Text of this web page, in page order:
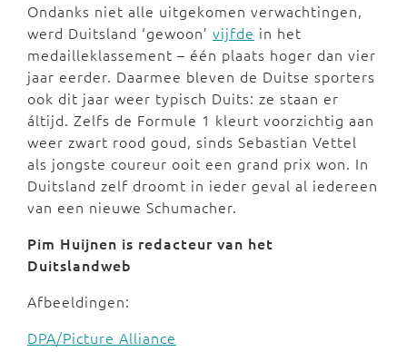
Ondanks niet alle uitgekomen verwachtingen,
werd Duitsland ‘gewoon’ vijfde in het
medailleklassement – één plaats hoger dan vier
jaar eerder. Daarmee bleven de Duitse sporters
ook dit jaar weer typisch Duits: ze staan er
áltijd. Zelfs de Formule 1 kleurt voorzichtig aan
weer zwart rood goud, sinds Sebastian Vettel
als jongste coureur ooit een grand prix won. In
Duitsland zelf droomt in ieder geval al iedereen
van een nieuwe Schumacher.
Pim Huijnen is redacteur van het
Duitslandweb
Afbeeldingen:
DPA/Picture Alliance